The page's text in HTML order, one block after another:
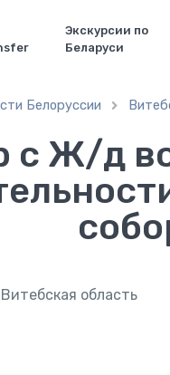
Экскурсии по
Беларуси
Белоруссии 
с Ж/д
Витебская область